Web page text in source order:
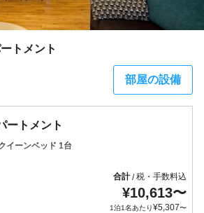
トメント
部屋の設備
ートメント
イーンベッド 1台
合計/税・手数料込
¥10,613〜
1泊1名あたり¥5,307〜